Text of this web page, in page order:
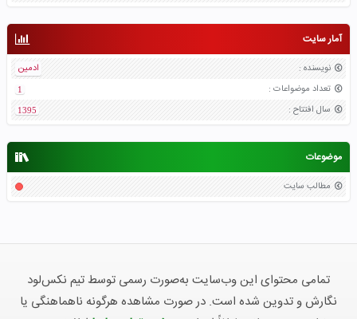
آمار سایت
نویسنده :
ادمین
تعداد موضواعات :
1
سال افتتاح :
1395
موضوعات
مطالب سایت
تمامی محتوای این وب‌سایت به‌صورت رسمی توسط تیم نکس‌لود
نگارش و تدوین شده است. در صورت مشاهده هرگونه ناهماهنگی یا